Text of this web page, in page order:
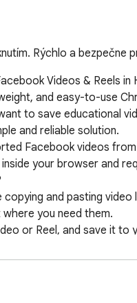
Rýchlo a bezpečne
Videos & Reels in
and easy-to-use
to save educational
and reliable solution.
Facebook videos
your browser and
and pasting
you need them.
or Reel, and save it to
supported Facebook